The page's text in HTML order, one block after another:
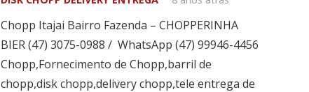
Chopp Itajai Bairro Fazenda – CHOPPERINHA
BIER (47) 3075-0988 / WhatsApp (47) 99946-4456
Chopp,Fornecimento de Chopp,barril de
chopp,disk chopp,delivery chopp,tele entrega de